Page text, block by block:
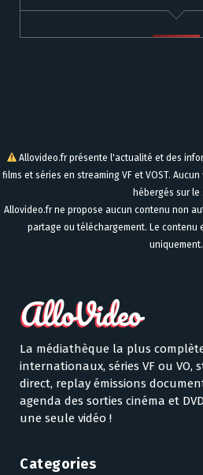
Allovideo.fr présente l'actualité et des
films et séries en streaming VF et VOST.
hébergés sur le
Allovideo.fr ne propose aucun contenu non
partage ou téléchargement. Le contenu
uniquement.
La médiathèque la plus
internationaux, séries VF ou VO,
direct, replay émissions
agenda des sorties cinéma et
une seule vidéo !
Categories